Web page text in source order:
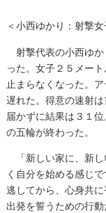
＜小西ゆかり：射撃
射撃代表の小西ゆか
った。女子２５メー
止まらなくなった。
遅れた。得意の速射
届かずに結果は３１
の五輪が終わった。
「新しい家に、新
く自分を始める感じ
逃してから、心身共
出発を誓うための行動